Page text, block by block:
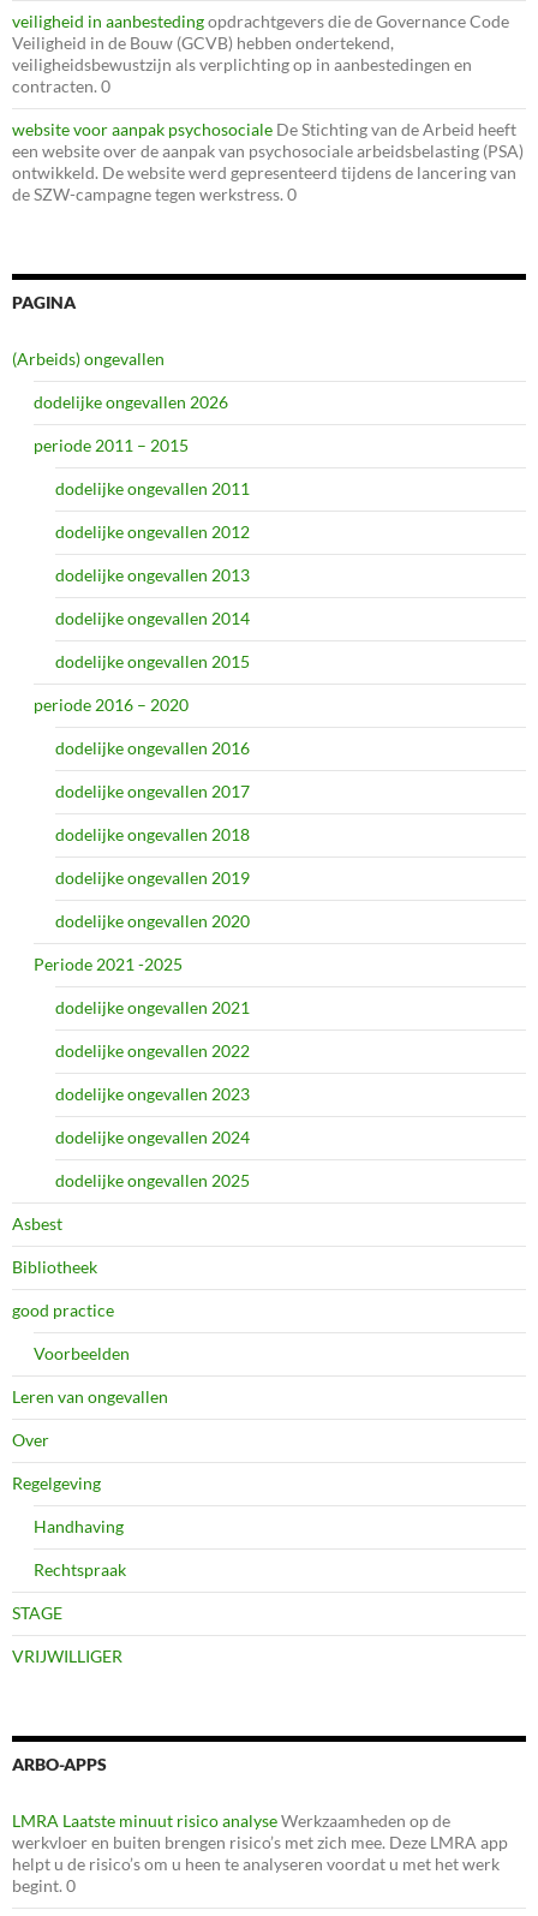
veiligheid in aanbestedingopdrachtgevers die de Governance Code
Veiligheid in de Bouw (GCVB) hebben ondertekend,
veiligheidsbewustzijn als verplichting op in aanbestedingen en
contracten. 0
website voor aanpak psychosociale De Stichting van de Arbeid heeft
een website over de aanpak van psychosociale arbeidsbelasting (PSA)
ontwikkeld. De website werd gepresenteerd tijdens de lancering van
de SZW-campagne tegen werkstress. 0
PAGINA
(Arbeids) ongevallen
dodelijke ongevallen 2026
periode 2011 – 2015
dodelijke ongevallen 2011
dodelijke ongevallen 2012
dodelijke ongevallen 2013
dodelijke ongevallen 2014
dodelijke ongevallen 2015
periode 2016 – 2020
dodelijke ongevallen 2016
dodelijke ongevallen 2017
dodelijke ongevallen 2018
dodelijke ongevallen 2019
dodelijke ongevallen 2020
Periode 2021 -2025
dodelijke ongevallen 2021
dodelijke ongevallen 2022
dodelijke ongevallen 2023
dodelijke ongevallen 2024
dodelijke ongevallen 2025
Asbest
Bibliotheek
good practice
Voorbeelden
Leren van ongevallen
Over
Regelgeving
Handhaving
Rechtspraak
STAGE
VRIJWILLIGER
ARBO-APPS
LMRA Laatste minuut risico analyseWerkzaamheden op de
werkvloer en buiten brengen risico’s met zich mee. Deze LMRA app
helpt u de risico’s om u heen te analyseren voordat u met het werk
begint. 0